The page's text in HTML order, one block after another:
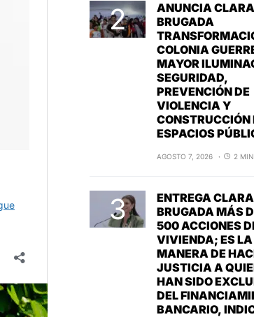
ANUNCIA CLARA
BRUGADA
COLONIA
MAYOR
SEGURIDAD,
PREVENCIÓN DE
VIOLENCIA Y
CONSTRUCCIÓN
ESPACIOS
AGOSTO 7, 2026 2
ENTREGA CLARA
BRUGADA MÁS
500 ACCIONES
VIVIENDA; ES LA
MANERA DE
JUSTICIA A
HAN SIDO
DEL
BANCARIO,